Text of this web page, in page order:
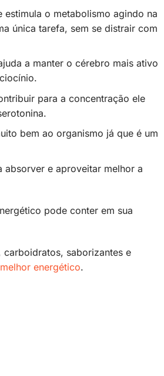
estimula o metabolismo agindo na
única tarefa, sem se distrair com
a manter o cérebro mais ativo
para a concentração ele
bem ao organismo já que é um
absorver e aproveitar melhor a
pode conter em sua
carboidratos, saborizantes e
melhor energético.